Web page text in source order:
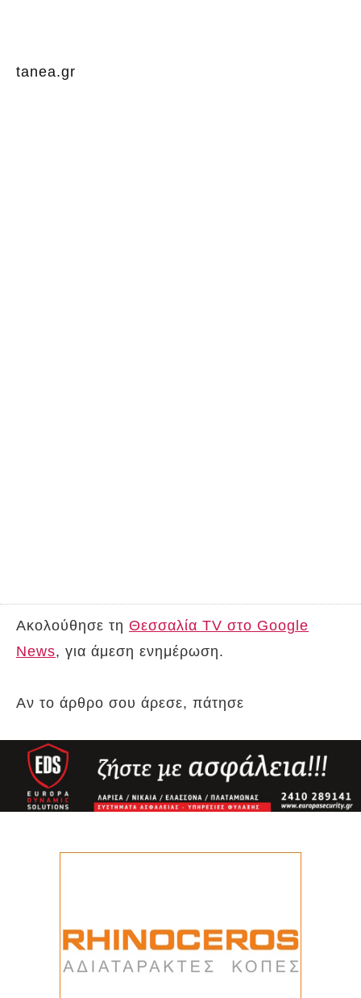
tanea.gr
Ακολούθησε τη Θεσσαλία TV στο Google
News, για άμεση ενημέρωση.
Αν το άρθρο σου άρεσε, πάτησε